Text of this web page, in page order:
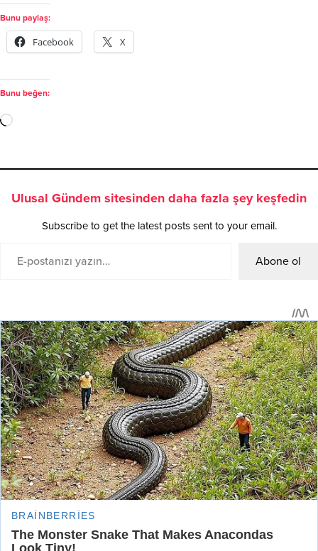
Bunu paylaş:
Facebook X
Bunu beğen:
Ulusal Gündem sitesinden daha fazla şey keşfedin
Subscribe to get the latest posts sent to your email.
Abone ol